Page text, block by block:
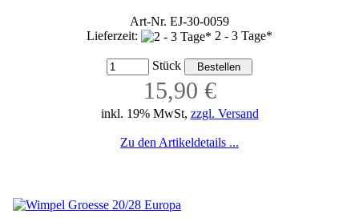
Art-Nr. EJ-30-0059
Lieferzeit:
2 - 3 Tage*
Stück
15,90 €
inkl. 19% MwSt, zzgl. Versand
Zu den Artikeldetails ...